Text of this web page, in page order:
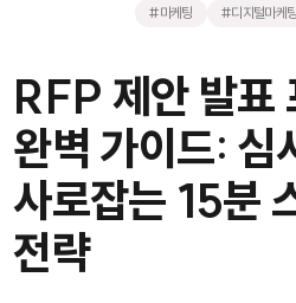
#마케팅
#디지털마케팅
RFP 제안 발표
완벽 가이드: 심
사로잡는 15분
전략